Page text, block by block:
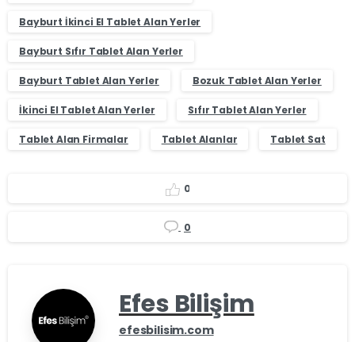
Bayburt İkinci El Tablet Alan Yerler
Bayburt Sıfır Tablet Alan Yerler
Bayburt Tablet Alan Yerler Bozuk Tablet Alan Yerler
İkinci El Tablet Alan Yerler Sıfır Tablet Alan Yerler
Tablet Alan Firmalar Tablet Alanlar Tablet Sat
0
0
Efes Bilişim
efesbilisim.com